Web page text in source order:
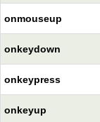
onmouseup
onkeydown
onkeypress
onkeyup